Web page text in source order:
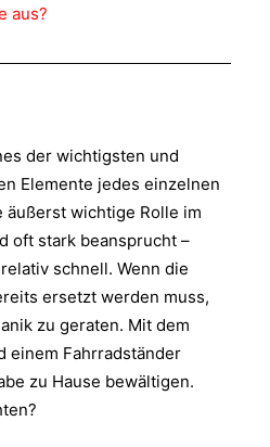
aus?
der wichtigsten und
Elemente jedes einzelnen
äußerst wichtige Rolle im
oft stark beansprucht –
schnell. Wenn die
ersetzt werden muss,
zu geraten. Mit dem
einem Fahrradständer
zu Hause bewältigen.